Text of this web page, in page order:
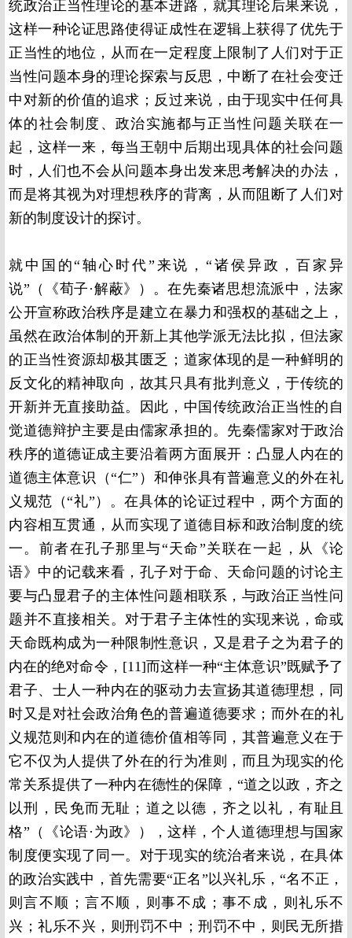
统政治正当性理论的基本进路，就其理论后果来说，
这样一种论证思路使得证成性在逻辑上获得了优先于
正当性的地位，从而在一定程度上限制了人们对于正
当性问题本身的理论探索与反思，中断了在社会变迁
中对新的价值的追求；反过来说，由于现实中任何具
体的社会制度、政治实施都与正当性问题关联在一
起，这样一来，每当王朝中后期出现具体的社会问题
时，人们也不会从问题本身出发来思考解决的办法，
而是将其视为对理想秩序的背离，从而阻断了人们对
新的制度设计的探讨。
就中国的“轴心时代”来说，“诸侯异政，百家异
说”（《荀子·解蔽》）。在先秦诸思想流派中，法家
公开宣称政治秩序是建立在暴力和强权的基础之上，
虽然在政治体制的开新上其他学派无法比拟，但法家
的正当性资源却极其匮乏；道家体现的是一种鲜明的
反文化的精神取向，故其只具有批判意义，于传统的
开新并无直接助益。因此，中国传统政治正当性的自
觉道德辩护主要是由儒家承担的。先秦儒家对于政治
秩序的道德证成主要沿着两方面展开：凸显人内在的
道德主体意识（“仁”）和伸张具有普遍意义的外在礼
义规范（“礼”）。在具体的论证过程中，两个方面的
内容相互贯通，从而实现了道德目标和政治制度的统
一。前者在孔子那里与“天命”关联在一起，从《论
语》中的记载来看，孔子对于命、天命问题的讨论主
要与凸显君子的主体性问题相联系，与政治正当性问
题并不直接相关。对于君子主体性的实现来说，命或
天命既构成为一种限制性意识，又是君子之为君子的
内在的绝对命令，[11]而这样一种“主体意识”既赋予了
君子、士人一种内在的驱动力去宣扬其道德理想，同
时又是对社会政治角色的普遍道德要求；而外在的礼
义规范则和内在的道德价值相等同，其普遍意义在于
它不仅为人提供了外在的行为准则，而且为现实的伦
常关系提供了一种内在德性的保障，“道之以政，齐之
以刑，民免而无耻；道之以德，齐之以礼，有耻且
格”（《论语·为政》），这样，个人道德理想与国家
制度便实现了同一。对于现实的统治者来说，在具体
的政治实践中，首先需要“正名”以兴礼乐，“名不正，
则言不顺；言不顺，则事不成；事不成，则礼乐不
兴；礼乐不兴，则刑罚不中；刑罚不中，则民无所措